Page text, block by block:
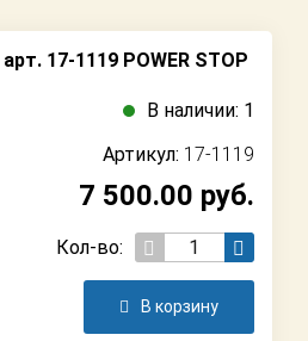
арт. 17-1119 POWER STOP
В наличии: 1
Артикул: 17-1119
7 500.00 руб.
Кол-во:
В корзину